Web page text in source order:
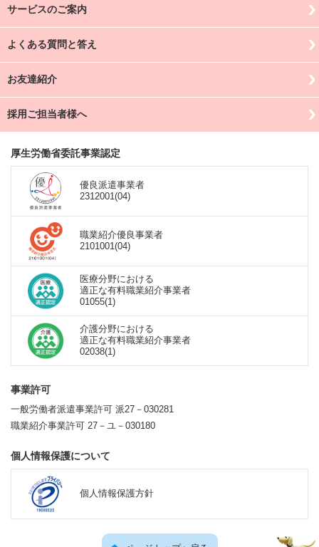
サービスのご案内
よくある質問と答え
お友達紹介
採用ご担当者様へ
厚生労働省委託事業認定
優良派遣事業者
2312001(04)
職業紹介優良事業者
2101001(04)
医療分野における
適正な有料職業紹介事業者
01055(1)
介護分野における
適正な有料職業紹介事業者
02038(1)
事業許可
一般労働者派遣事業許可 派27－030281
職業紹介事業許可 27－ユ－030180
個人情報保護について
個人情報保護方針